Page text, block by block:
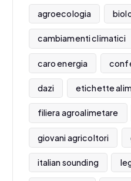
agroecologia
cambiamenti climatici
caro energia
dazi etichette
filiera agroalimetare
giovani agricoltori
italian sounding